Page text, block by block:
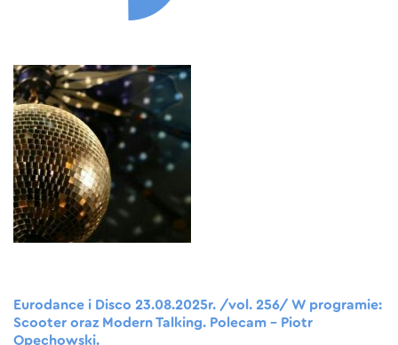
Eurodance i Disco 23.08.2025r. /vol. 256/ W programie:
Scooter oraz Modern Talking. Polecam – Piotr
Opęchowski.